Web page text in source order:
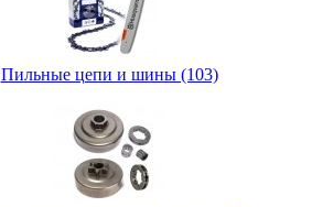
Пильные цепи и шины (103)